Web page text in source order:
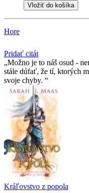
Vložiť do košíka
Hore
Pridať citát
Možno je to náš osud -
stále dúfať, že tí­, ktorých
svoje chyby.
Kráľovstvo z popola